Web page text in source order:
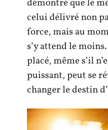
démontré que le
celui délivré non
force, mais au
s’y attend le
placé, même s’il
puissant, peut se
changer le destin